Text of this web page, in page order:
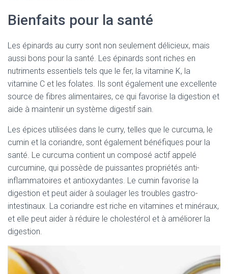
Bienfaits pour la santé
Les épinards au curry sont non seulement délicieux, mais
aussi bons pour la santé. Les épinards sont riches en
nutriments essentiels tels que le fer, la vitamine K, la
vitamine C et les folates. Ils sont également une excellente
source de fibres alimentaires, ce qui favorise la digestion et
aide à maintenir un système digestif sain.
Les épices utilisées dans le curry, telles que le curcuma, le
cumin et la coriandre, sont également bénéfiques pour la
santé. Le curcuma contient un composé actif appelé
curcumine, qui possède de puissantes propriétés anti-
inflammatoires et antioxydantes. Le cumin favorise la
digestion et peut aider à soulager les troubles gastro-
intestinaux. La coriandre est riche en vitamines et minéraux,
et elle peut aider à réduire le cholestérol et à améliorer la
digestion.